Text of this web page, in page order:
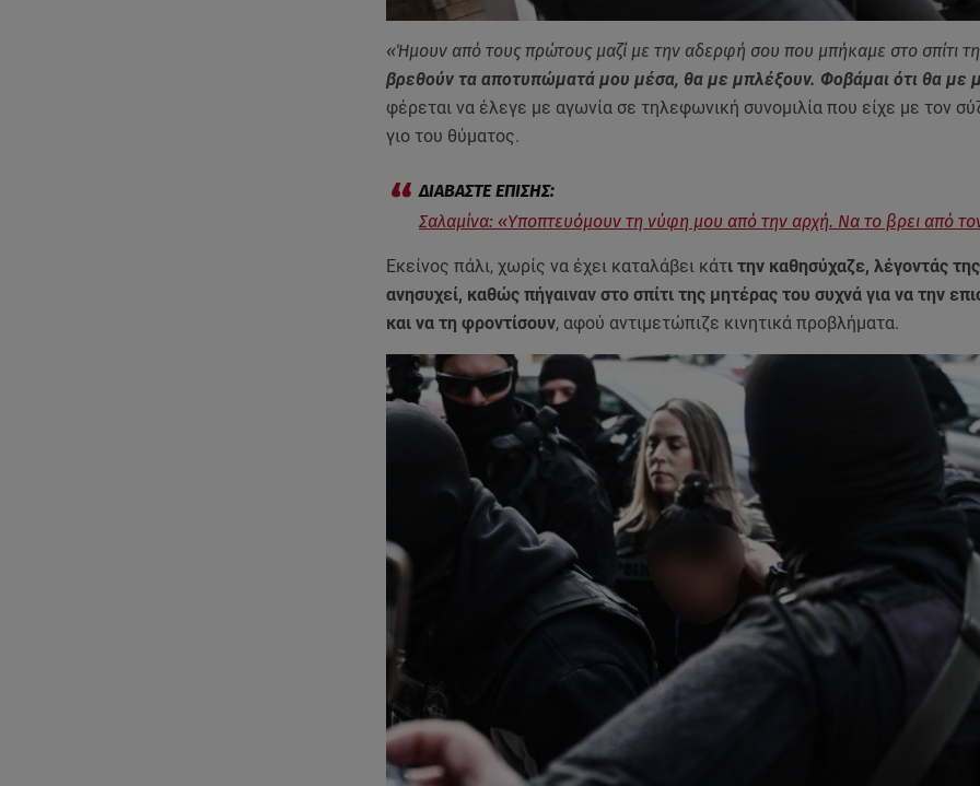
«Ήμουν από τους πρώτους μαζί με την αδερφή σου που μπήκαμε στο σπίτι
βρεθούν τα αποτυπώματά μου μέσα, θα με μπλέξουν. Φοβάμαι ότι θα με
φέρεται να έλεγε με αγωνία σε τηλεφωνική συνομιλία που είχε με τον
γιο του θύματος.
Σαλαμίνα: «Υποπτευόμουν τη νύφη μου από την αρχή. Να το βρει από
Εκείνος πάλι, χωρίς να έχει καταλάβει κάτι την καθησύχαζε, λέγοντάς
ανησυχεί, καθώς πήγαιναν στο σπίτι της μητέρας του συχνά για να την
και να τη φροντίσουν, αφού αντιμετώπιζε κινητικά προβλήματα.